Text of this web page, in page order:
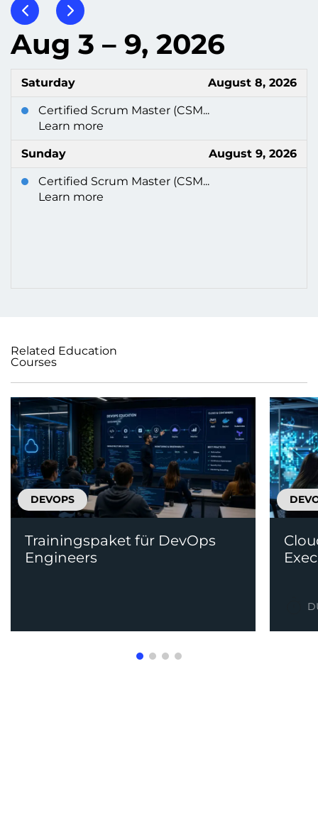
Aug 3 – 9, 2026
Saturday August 8, 2026
Certified Scrum Master (CSM...
Learn more
Sunday August 9, 2026
Certified Scrum Master (CSM...
Learn more
Related Education
Courses
DEVOPS
Trainingspaket für DevOps
Engineers